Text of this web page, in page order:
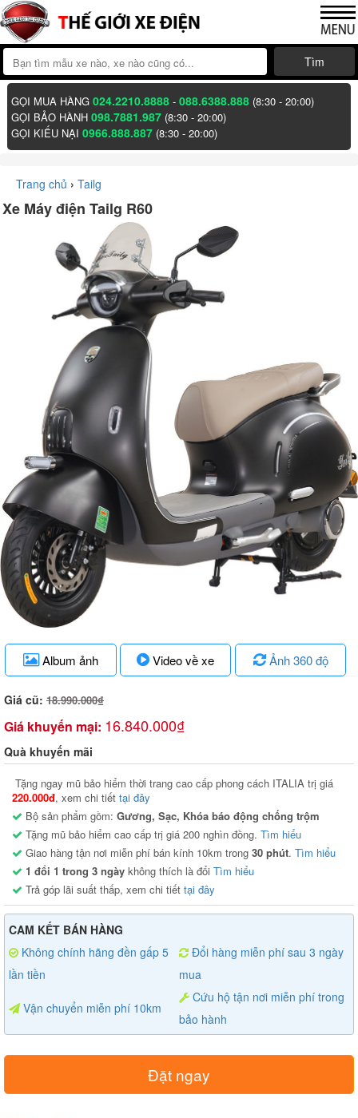
Tìm
GỌI MUA HÀNG024.2210.8888 -088.6388.888 (8:30 - 20:00)
GỌI BẢO HÀNH098.7881.987 (8:30 - 20:00)
GỌI KIẾU NẠI0966.888.887 (8:30 - 20:00)
Trang chủ › Tailg
Xe Máy điện Tailg R60
Album ảnh Video về xe Ảnh 360 độ
Giá cũ: 18.990.000₫
Giá khuyến mại: 16.840.000₫
Quà khuyến mãi
Tặng ngay mũ bảo hiểm thời trang cao cấp phong cách ITALIA trị giá
220.000đ, xem chi tiết tại đây
Bộ sản phẩm gồm: Gương, Sạc, Khóa báo động chống trộm
Tặng mũ bảo hiểm cao cấp trị giá 200 nghìn đồng. Tìm hiểu
Giao hàng tận nơi miễn phí bán kính 10km trong 30 phút. Tìm hiểu
1 đổi 1 trong 3 ngày không thích là đổi Tìm hiểu
Trả góp lãi suất thấp, xem chi tiết tại đây
CAM KẾT BÁN HÀNG
Không chính hãng đền gấp 5
lần tiền
Đổi hàng miễn phí sau 3 ngày
mua
Vận chuyển miễn phí 10km
Cứu hộ tận nơi miễn phí trong
bảo hành
Đặt ngay